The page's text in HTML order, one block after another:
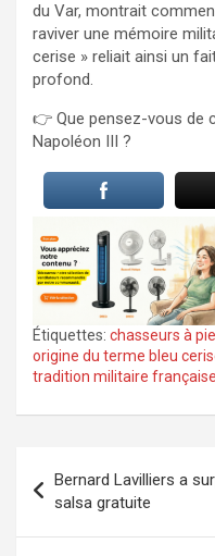
du Var, montrait
raviver une mémoire
cerise » reliait ainsi un
profond.
👉 Que pensez-vous de
Napoléon III ?
Étiquettes: chasseurs à
origine du terme bleu
tradition militaire française
de
l’article
Bernard Lavilliers a
salsa gratuite